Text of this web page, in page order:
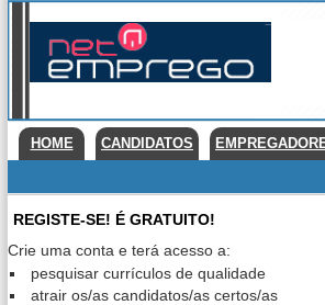
HOME CANDIDATOS
REGISTE-SE! É GRATUITO!
Crie uma conta e terá acesso a:
pesquisar currículos de qualidade
atrair os/as candidatos/as certos/as